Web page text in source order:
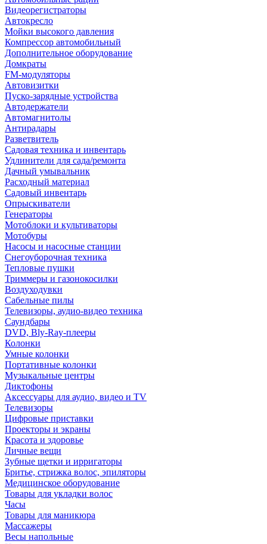
Видеорегистраторы
Автокресло
Мойки высокого давления
Компрессор автомобильный
Дополнительное оборудование
Домкраты
FM-модуляторы
Автовизитки
Пуско-зарядные устройства
Автодержатели
Автомагнитолы
Антирадары
Разветвитель
Садовая техника и инвентарь
Удлинители для сада/ремонта
Дачный умывальник
Расходный материал
Садовый инвентарь
Опрыскиватели
Генераторы
Мотоблоки и культиваторы
Мотобуры
Насосы и насосные станции
Снегоуборочная техника
Тепловые пушки
Триммеры и газонокосилки
Воздуходувки
Сабельные пилы
Телевизоры, аудио-видео техника
Саундбары
DVD, Bly-Ray-плееры
Колонки
Умные колонки
Портативные колонки
Музыкальные центры
Диктофоны
Аксессуары для аудио, видео и TV
Телевизоры
Цифровые приставки
Проекторы и экраны
Красота и здоровье
Личные вещи
Зубные щетки и ирригаторы
Бритье, стрижка волос, эпиляторы
Медицинское оборудование
Товары для укладки волос
Часы
Товары для маникюра
Массажеры
Весы напольные